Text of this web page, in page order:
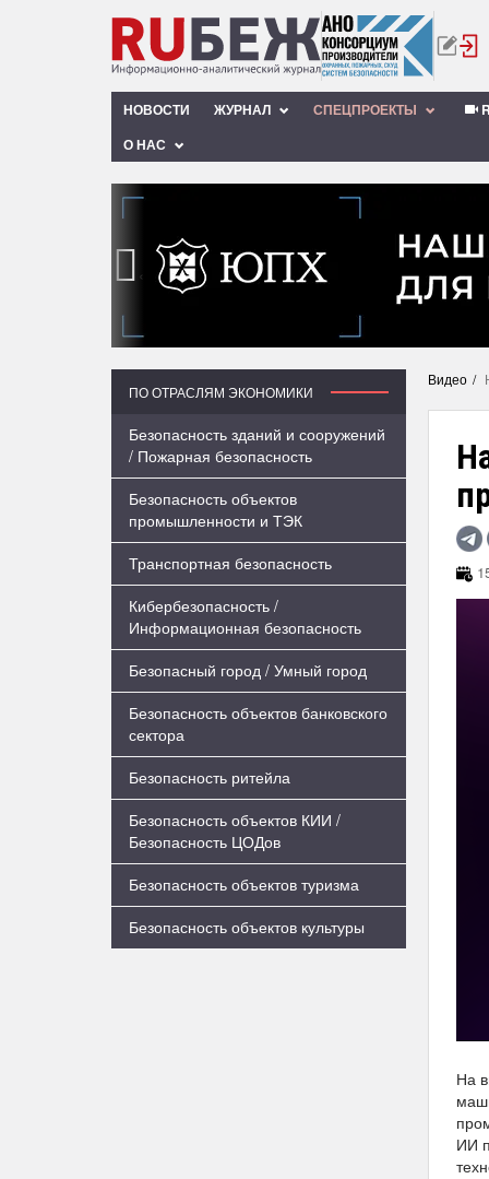
НОВОСТИ ЖУРНАЛ СПЕЦПРОЕКТЫ
О НАС
‹
ПО ОТРАСЛЯМ ЭКОНОМИКИ
Безопасность зданий и сооружений
/ Пожарная безопасность
Безопасность объектов
промышленности и ТЭК
Транспортная безопасность
Кибербезопасность /
Информационная безопасность
Безопасный город / Умный город
Безопасность объектов банковского
сектора
Безопасность ритейла
Безопасность объектов КИИ /
Безопасность ЦОДов
Безопасность объектов туризма
Безопасность объектов культуры
Видео
На
ИИ